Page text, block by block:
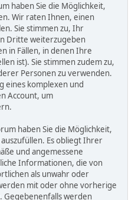
haben Sie die Möglichkeit,
Wir raten Ihnen, einen
Sie stimmen zu, Ihr
Dritte weiterzugeben
in Fällen, in denen Ihre
ist). Sie stimmen zudem zu,
Personen zu verwenden.
eines komplexen und
Account, um
haben Sie die Möglichkeit,
Es obliegt Ihrer
und angemessene
Informationen, die von
als unwahr oder
mit oder ohne vorherige
werden